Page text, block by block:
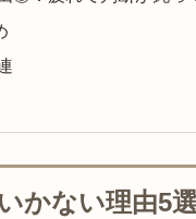
かない理由5選